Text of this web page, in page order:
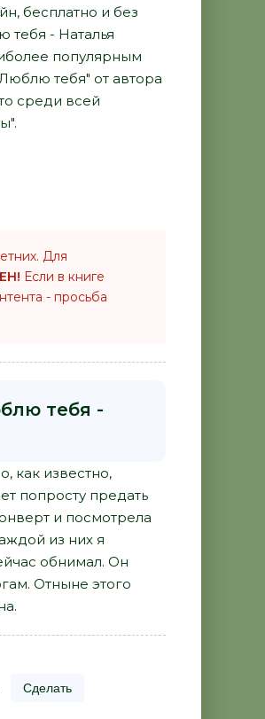
бесплатно и без
тебя - Наталья
популярным
тебя" от автора
среди всей
Для
Если в книге
- просьба
тебя -
как известно,
попросту предать
и посмотрела
из них я
обнимал. Он
Отныне этого
Сделать